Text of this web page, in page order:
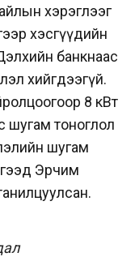
хэрэглээг
хэсгүүдийн
банкнаас
хийгдээгүй.
8 кВт
шугам тоноглол
шугам
Эрчим